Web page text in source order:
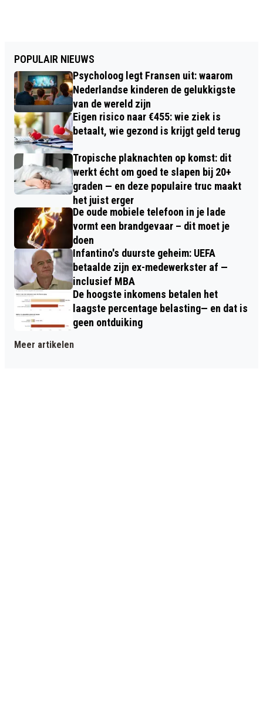
POPULAIR NIEUWS
Psycholoog legt Fransen uit: waarom
Nederlandse kinderen de gelukkigste
van de wereld zijn
Eigen risico naar €455: wie ziek is
betaalt, wie gezond is krijgt geld terug
Tropische plaknachten op komst: dit
werkt écht om goed te slapen bij 20+
graden — en deze populaire truc maakt
het juist erger
De oude mobiele telefoon in je lade
vormt een brandgevaar – dit moet je
doen
Infantino's duurste geheim: UEFA
betaalde zijn ex-medewerkster af —
inclusief MBA
De hoogste inkomens betalen het
laagste percentage belasting— en dat is
geen ontduiking
Meer artikelen